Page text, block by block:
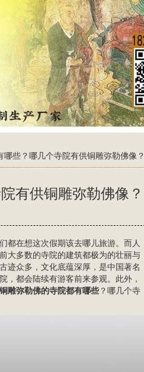
些？哪几个寺院有供铜雕弥勒佛像？
有供铜雕弥勒佛像？
都在想这次假期该去哪儿旅游。而人
大多数的寺院的建筑都极为的壮丽与
迹众多，文化底蕴深厚，是中国著名
，都会陆续有游客前来参观。此外，
雕弥勒佛的寺院都有哪些？哪几个寺